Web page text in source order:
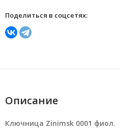
Поделиться в соцсетях:
Описание
Ключница Zinimsk 0001 фиол.